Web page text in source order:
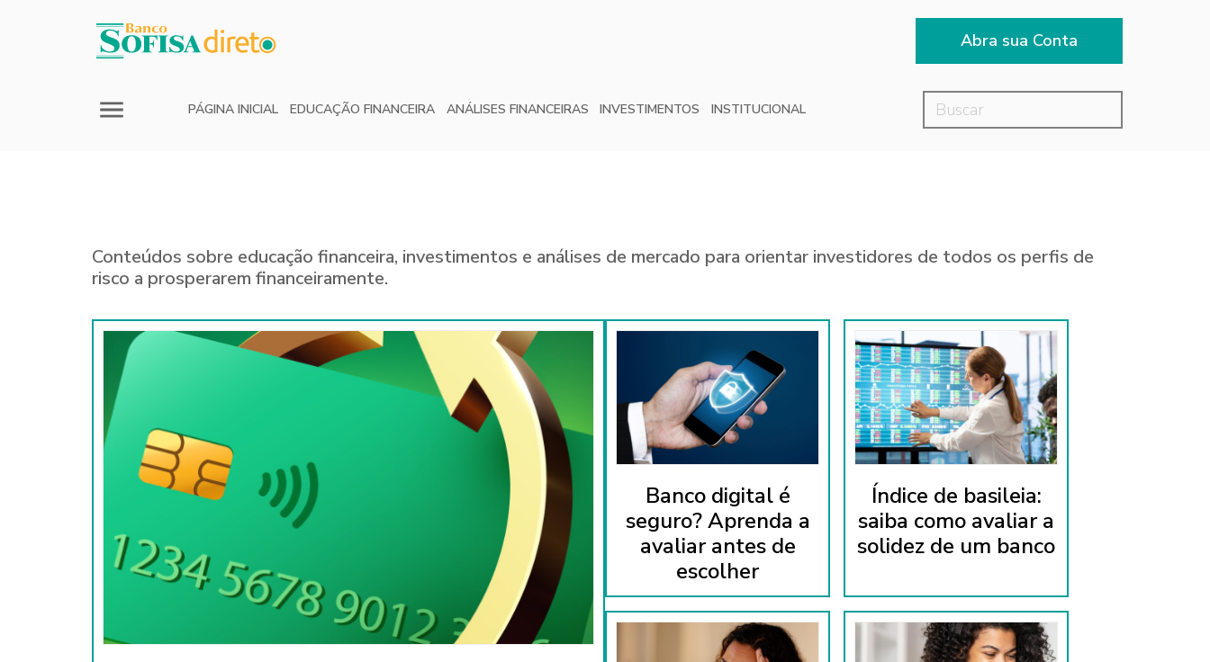
Abra sua Conta
PÁGINA INICIAL EDUCAÇÃO FINANCEIRA ANÁLISES FINANCEIRAS INVESTIMENTOS INSTITUCIONAL
Conteúdos sobre educação financeira, investimentos e análises de mercado para orientar investidores de todos os perfis de
risco a prosperarem financeiramente.
Banco digital é
seguro? Aprenda a
avaliar antes de
escolher
Índice de basileia:
saiba como avaliar a
solidez de um banco